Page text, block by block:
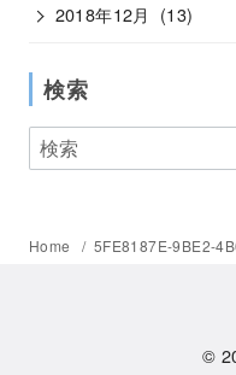
2018年12月 (13)
検索
Home 5FE8187E-9BE2-
©